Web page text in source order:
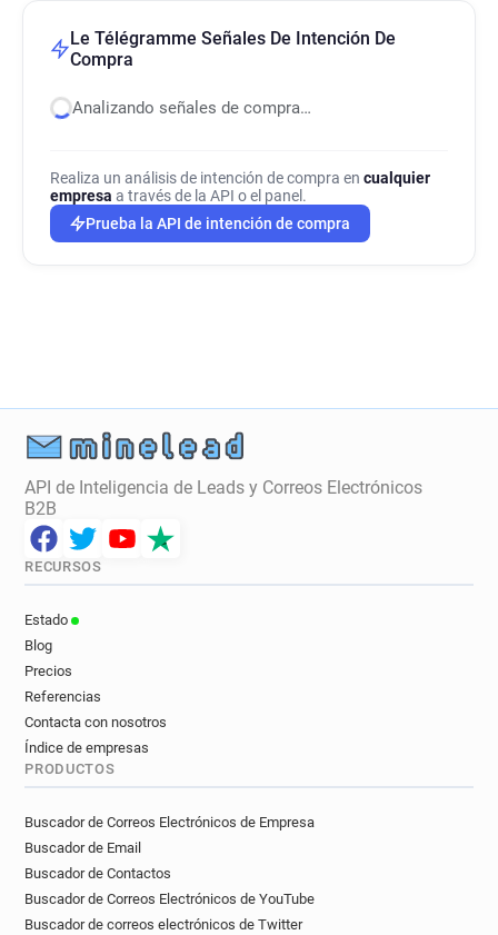
j************@letelegramme.fr
z********@letelegramme.fr
w********@letelegramme.fr
g*********@letelegramme.fr
i*******@letelegramme.fr
g************@letelegramme.fr
u*******@letelegramme.fr
k******@letelegramme.fr
z*********@letelegramme.fr
a*******@letelegramme.fr
q*******@letelegramme.fr
b************@letelegramme.fr
b************@letelegramme.fr
k******@letelegramme.fr
m***********@letelegramme.fr
c************@letelegramme.fr
x*********@letelegramme.fr
f***********@letelegramme.fr
Le Télégramme Señales De Intención De
Compra
Analizando señales de compra…
Realiza un análisis de intención de compra en cualquier
empresa a través de la API o el panel.
Prueba la API de intención de compra
API de Inteligencia de Leads y Correos Electrónicos
B2B
RECURSOS
Estado
Blog
Precios
Referencias
Contacta con nosotros
Índice de empresas
PRODUCTOS
Buscador de Correos Electrónicos de Empresa
Buscador de Email
Buscador de Contactos
Buscador de Correos Electrónicos de YouTube
Buscador de correos electrónicos de Twitter